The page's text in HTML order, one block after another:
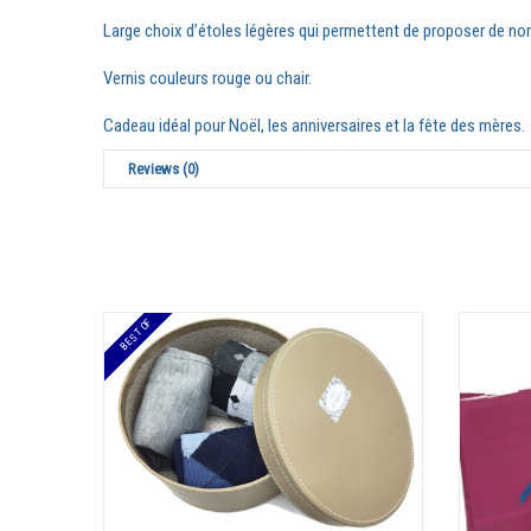
Large choix d’étoles légères qui permettent de proposer de
Vernis couleurs rouge ou chair.
Cadeau idéal pour Noël, les anniversaires et la fête des mères.
Reviews (0)
BEST OF